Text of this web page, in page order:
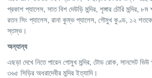
প্রকাশ প্যালেস, সাত বিশ দেউড়ি মন্দির, শৃঙ্গার চৌরি মন্দির, ৮ম
রতন সিং প্যালেস, রানা কুম্ভ প্যালেস, গৌমুখ কুণ্ড, ১২
স্তম্ভ।
অন্যান্য
এছড়া দেখে নিতে পারেন গোমুখ মন্দির, টোড রোক, সানসেট ভিউ
৩৬৫ সিড়ির অধরাদেবীর মন্দির ইত্যাদি।